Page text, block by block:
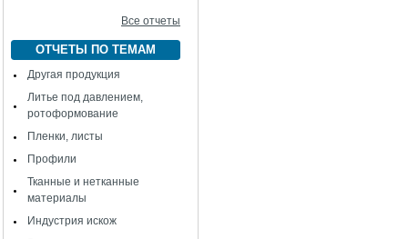
Все отчеты
ОТЧЕТЫ ПО ТЕМАМ
Другая продукция
Литье под давлением,
ротоформование
Пленки, листы
Профили
Тканные и нетканные
материалы
Индустрия искож